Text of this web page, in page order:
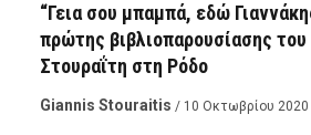
“Γεια σου μπαμπά, εδώ
πρώτης βιβλιοπαρουσίασης του
Στουραΐτη στη Ρόδο
Giannis Stouraitis / 10 Οκτωβρίου 2020